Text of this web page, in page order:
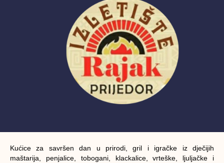
Kućice za savršen dan u prirodi, gril i igračke iz dječijih
maštarija, penjalice, tobogani, klackalice, vrteške, ljuljačke i